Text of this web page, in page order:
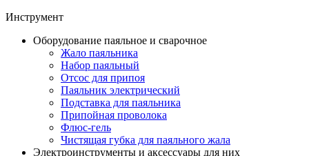
Инструмент
Оборудование паяльное и сварочное
Жало паяльника
Набор паяльный
Отсос для припоя
Паяльник электрический
Подставка для паяльника
Припойная проволока
Флюс-гель
Чистящая губка для паяльного жала
Электроинструменты и аксессуары для них